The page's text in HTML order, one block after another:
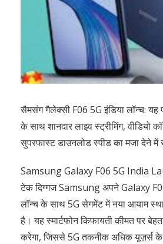
सैमसंग गैलेक्सी F06 5G इंडिया लॉन्च: यह
के साथ शानदार लाइव स्ट्रीमिंग, वीडियो
सुपरफास्ट डाउनलोड स्पीड का मजा देने में
Samsung Galaxy F06 5G India
टेक दिग्गज Samsung अपने Galaxy
लॉन्च के साथ 5G सेगमेंट में नया आयाम
है। यह स्मार्टफोन किफायती कीमत पर
करेगा, जिससे 5G तकनीक अधिक यूज़र्स के